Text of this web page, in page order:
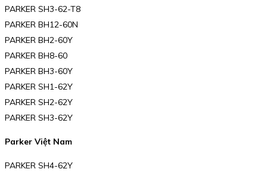
PARKER SH3-62-T8
PARKER BH12-60N
PARKER BH2-60Y
PARKER BH8-60
PARKER BH3-60Y
PARKER SH1-62Y
PARKER SH2-62Y
PARKER SH3-62Y
Parker Việt Nam
PARKER SH4-62Y